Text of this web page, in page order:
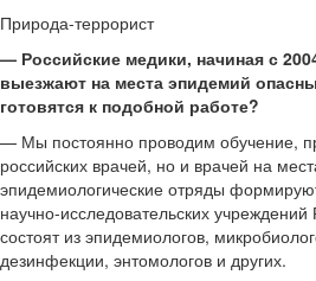
Природа-террорист
— Российские медики, начиная с
выезжают на места эпидемий
готовятся к подобной работе?
— Мы постоянно проводим обучение,
российских врачей, но и врачей на
эпидемиологические отряды
научно-исследовательских
состоят из эпидемиологов,
дезинфекции, энтомологов и других.